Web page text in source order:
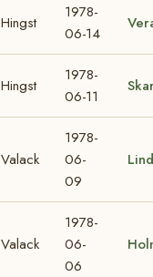
Hingst
1978-
06-14
Hingst
1978-
06-11
Valack
1978-
06-
09
Valack
1978-
06-
06